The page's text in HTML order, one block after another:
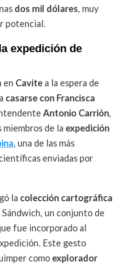
dos mil dólares, muy
potencial.
expedición de
en Cavitea la espera de
casarse con Francisca
Antonio Carrión,
de la expedición
, una de las más
enviadas por
la colección cartográfica
un conjunto de
fue incorporado al
Este gesto
como explorador